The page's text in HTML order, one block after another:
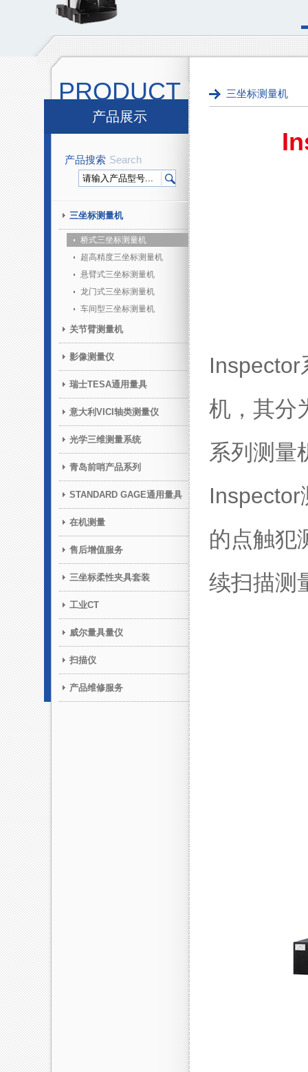
PRODUCT
产品展示
产品搜索 Search
三坐标测量机
桥式三坐标测量机
超高精度三坐标测量机
悬臂式三坐标测量机
龙门式三坐标测量机
车间型三坐标测量机
关节臂测量机
影像测量仪
瑞士TESA通用量具
意大利VICI轴类测量仪
光学三维测量系统
青岛前哨产品系列
STANDARD GAGE通用量具
在机测量
售后增值服务
三坐标柔性夹具套装
工业CT
威尔量具量仪
扫描仪
产品维修服务
三坐标测量机
Inspector
机，其分
系列测量
Inspector
的点触犯
续扫描测